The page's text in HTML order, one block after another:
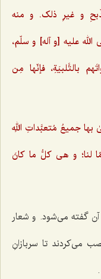
و غیرِ ذلک. و منه
علیه [و آله] و سلّم،
بالتَّلبیَةِ،‌ فإنّها مِن
بها جمیعُ مُتعبَّداتِ اللهِ
لنا؛ و هی کلُّ ما کانَ
گفته می‌شود. و شعار
می‌کردند تا سربازانِ